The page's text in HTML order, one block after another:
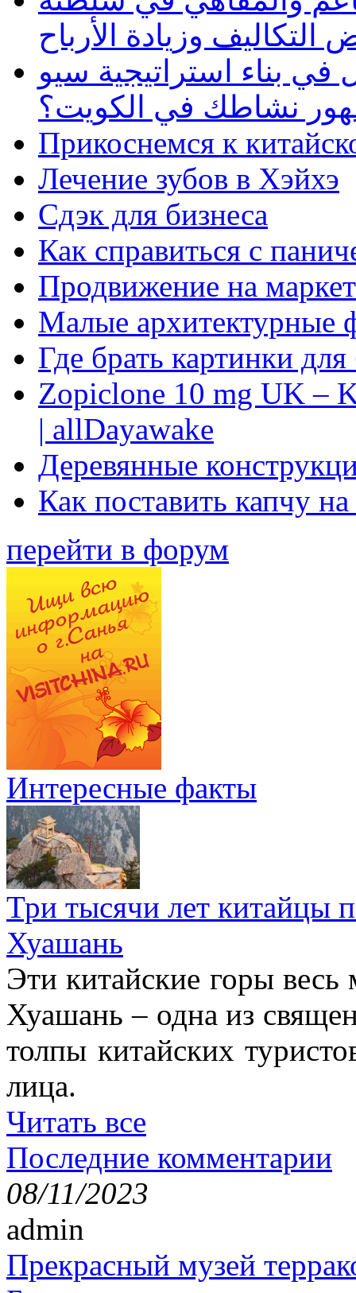
وزيادة الأرباح
بناء استراتيجية سيو
نشاطك في الكويت؟
Прикоснемся к
Лечение зубов в Хэйхэ
Сдэк для бизнеса
Как справиться с
Продвижение на
Малые архитектурные
Где брать картинки
Zopiclone 10 mg UK –
| allDayawake
Деревянные
Как поставить капчу
перейти в форум
Интересные факты
Три тысячи лет китайцы
Хуашань
Эти китайские горы
Хуашань – одна из
толпы китайских
лица.
Читать все
Последние комментарии
08/11/2023
admin
Прекрасный музей